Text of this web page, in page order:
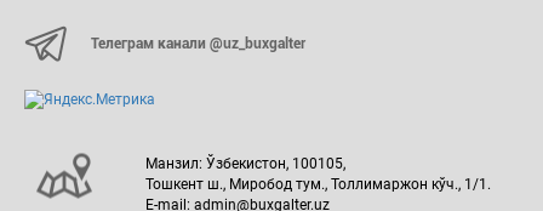
Телеграм канали @uz_buxgalter
Манзил: Ўзбекистон, 100105,
Тошкент ш., Миробод тум., Толлимаржон кўч., 1/1.
E-mail: admin@buxgalter.uz